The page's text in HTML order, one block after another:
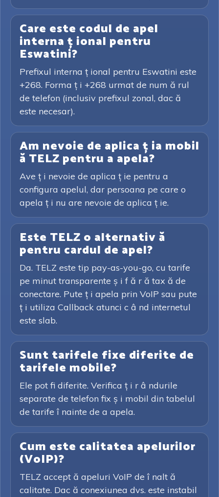
Care este codul de apel
interna ț ional pentru
Eswatini?
Prefixul interna ț ional pentru Eswatini este
+268. Forma ț i +268 urmat de num ă rul
de telefon (inclusiv prefixul zonal, dac ă
este necesar).
Am nevoie de aplica ț ia mobil
ă TELZ pentru a apela?
Ave ț i nevoie de aplica ț ie pentru a
configura apelul, dar persoana pe care o
apela ț i nu are nevoie de aplica ț ie.
Este TELZ o alternativ ă
pentru cardul de apel?
Da. TELZ este tip pay-as-you-go, cu tarife
pe minut transparente ș i f ă r ă tax ă de
conectare. Pute ț i apela prin VoIP sau pute
ț i utiliza Callback atunci c â nd internetul
este slab.
Sunt tarifele fixe diferite de
tarifele mobile?
Ele pot fi diferite. Verifica ț i r â ndurile
separate de telefon fix ș i mobil din tabelul
de tarife î nainte de a apela.
Cum este calitatea apelurilor
(VoIP)?
TELZ accept ă apeluri VoIP de î nalt ă
calitate. Dac ă conexiunea dvs. este instabil